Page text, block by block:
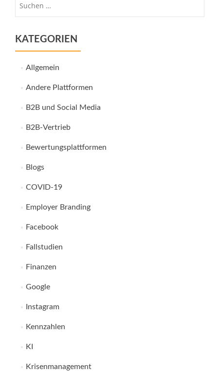
KATEGORIEN
Allgemein
Andere Plattformen
B2B und Social Media
B2B-Vertrieb
Bewertungsplattformen
Blogs
COVID-19
Employer Branding
Facebook
Fallstudien
Finanzen
Google
Instagram
Kennzahlen
KI
Krisenmanagement